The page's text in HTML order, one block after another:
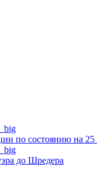
по состоянию на 25
до Шредера